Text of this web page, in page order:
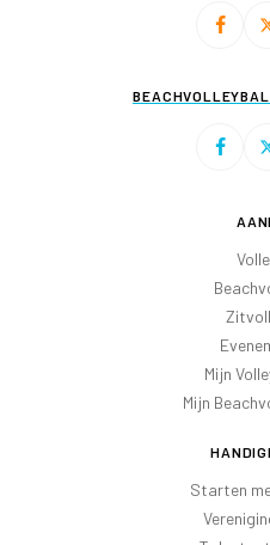
BEACHVOLLEYBAL
Mijn
Mijn
Starten